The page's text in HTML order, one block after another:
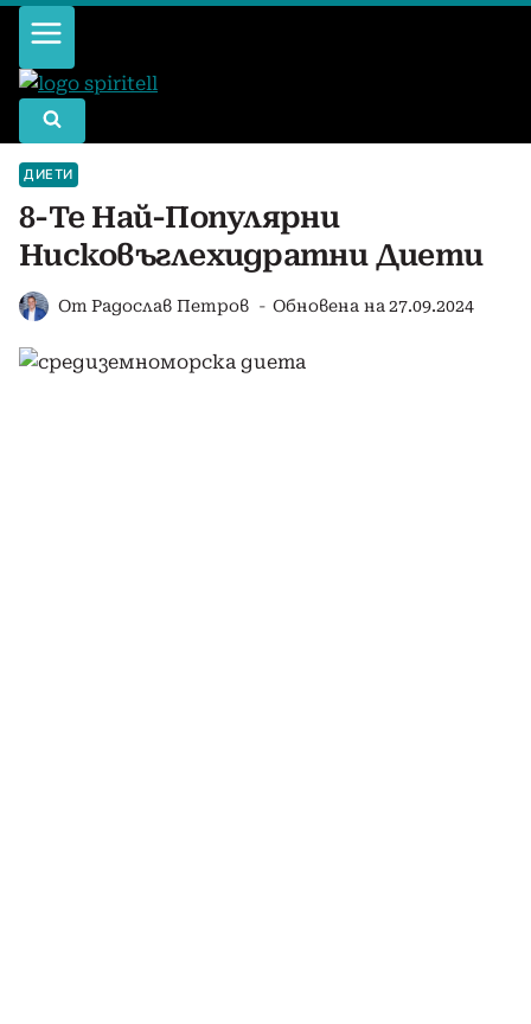
Към
съдържанието
ДИЕТИ
8-Те Най-Популярни
Нисковъглехидратни Диети
От Радослав Петров Обновена на 27.09.2024